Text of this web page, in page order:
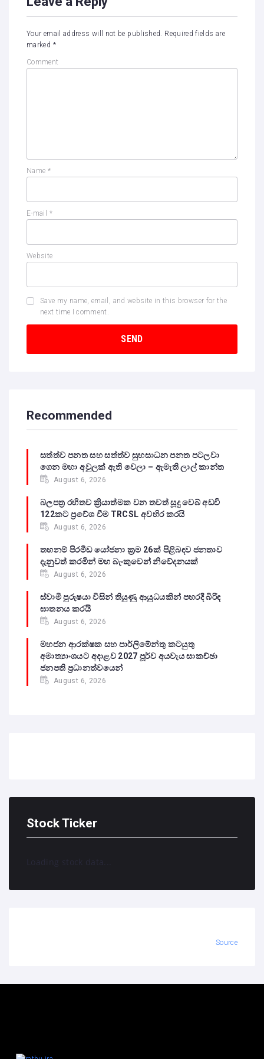
Your email address will not be published. Required fields are
marked *
Comment
Name *
E-mail *
Website
Save my name, email, and website in this browser for the
next time I comment.
Recommended
සත්ත්ව පනත සහ සත්ත්ව සුභසාධන පනත පටලවා
ගෙන මහා අවුලක් ඇති වෙලා – ඇමැති ලාල් කාන්ත
August 6, 2026
බලපත්‍ර රහිතව ක්‍රියාත්මක වන තවත් සූදු වෙබ් අඩවි
122කට ප්‍රවේශ වීම TRCSL අවහිර කරයි
August 6, 2026
තහනම් පිරමීඩ යෝජනා ක්‍රම 26ක් පිළිබඳව ජනතාව
දැනුවත් කරමින් මහ බැංකුවෙන් නිවේදනයක්
August 6, 2026
ස්වාමි පුරුෂයා විසින් තියුණු ආයුධයකින් පහරදී බිරිඳ
ඝාතනය කරයි
August 6, 2026
මහජන ආරක්ෂක සහ පාර්ලිමේන්තු කටයුතු
අමාත්‍යාංශයට අදාළව 2027 පූර්ව අයවැය සාකච්ඡා
ජනපති ප්‍රධානත්වයෙන්
August 6, 2026
Stock Ticker
Loading stock data...
Source